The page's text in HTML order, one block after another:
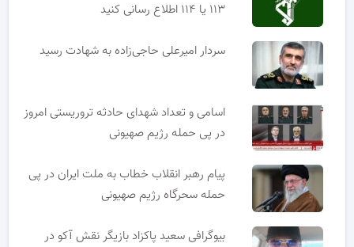
۱۱۳ یا ۱۱۴ اطلاع رسانی کنید
سردار امیرعلی حاجی‌زاده به شهادت رسید
اسامی و تعداد شهدای حادثه تروریستی امروز
در پی حمله رژیم صهیونی
پیام رهبر انقلاب خطاب به ملت ایران در پی
حمله سحرگاه رژیم صهیونی
بیوگرافی سعید پاکزاد بازیگر نقش آکو در